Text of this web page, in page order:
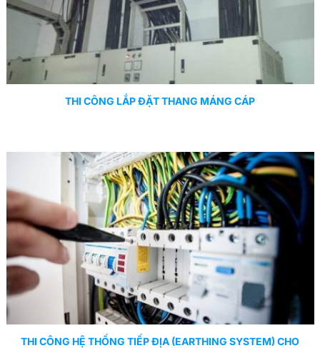
THI CÔNG LẮP ĐẶT THANG MÁNG CÁP
THI CÔNG HỆ THỐNG TIẾP ĐỊA (EARTHING SYSTEM) CHO